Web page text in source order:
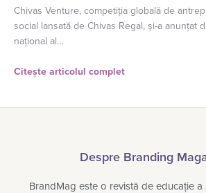
Chivas Venture, competiția globală de
social lansată de Chivas Regal, și-a anunțat
național al…
Citește articolul complet
Despre Branding
BrandMag este o revistă de educație